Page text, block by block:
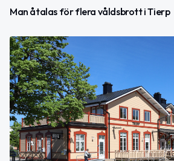
Man åtalas för flera våldsbrott i Tierp